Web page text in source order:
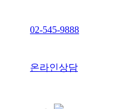
02-545-9888
온라인상담